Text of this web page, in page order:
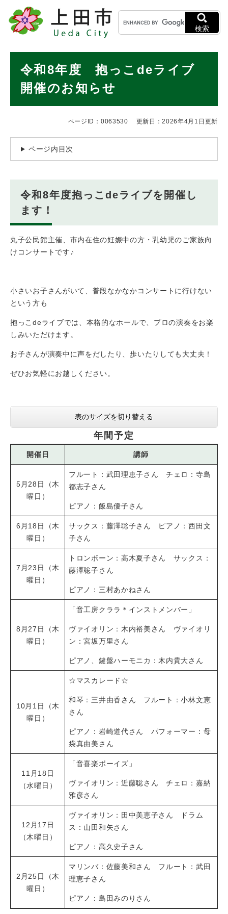
メニューを飛ばして本文へ
キ
ー
ワ
検
検索
令和8年度 抱っこdeライブ
開催のお知らせ
ページID：0063530 更新日：2026年4月1日更新
ページ内目次
令和8年度抱っこdeライブを開催し
ます！
丸子公民館主催、市内在住の妊娠中の方・乳幼児のご家族向
けコンサートです♪
小さいお子さんがいて、普段なかなかコンサートに行けない
という方も
抱っこdeライブでは、本格的なホールで、プロの演奏をお楽
しみいただけます。
お子さんが演奏中に声をだしたり、歩いたりしても大丈夫！
ぜひお気軽にお越しください。
表のサイズを切り替える
年間予定
開催日 講師
5月28日（木
曜日）
フルート：武田理恵子さん チェロ：寺島
都志子さん
ピアノ：飯島優子さん
6月18日（木
曜日）
サックス：藤澤聡子さん ピアノ：西田文
子さん
7月23日（木
曜日）
トロンボーン：高木夏子さん サックス：
藤澤聡子さん
ピアノ：三村あかねさん
8月27日（木
曜日）
「音工房クララ＊インストメンバー」
ヴァイオリン：木内裕美さん ヴァイオリ
ン：宮坂万里さん
ピアノ、鍵盤ハーモニカ：木内貴大さん
10月1日（木
曜日）
☆マスカレード☆
和琴：三井由香さん フルート：小林文恵
さん
ピアノ：岩崎道代さん パフォーマー：母
袋真由美さん
11月18日
（水曜日）
「音喜楽ボーイズ」
ヴァイオリン：近藤聡さん チェロ：嘉納
雅彦さん
12月17日
（木曜日）
ヴァイオリン：田中美恵子さん ドラム
ス：山田和矢さん
ピアノ：高久史子さん
2月25日（木
曜日）
マリンバ：佐藤美和さん フルート：武田
理恵子さん
ピアノ：島田みのりさん